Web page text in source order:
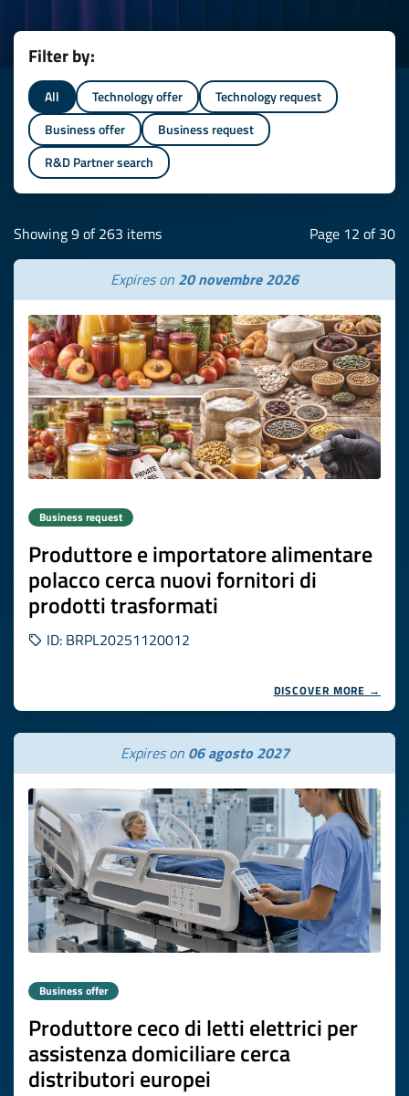
Filter by:
All Technology offer
Technology request
Business offer
Business request
R&D Partner search
Showing 9 of 263 items Page 12 of 30
Expires on 20 novembre 2026
Business request
Produttore e importatore alimentare
polacco cerca nuovi fornitori di
prodotti trasformati
ID: BRPL20251120012
DISCOVER MORE →
Expires on 06 agosto 2027
Business offer
Produttore ceco di letti elettrici per
assistenza domiciliare cerca
distributori europei